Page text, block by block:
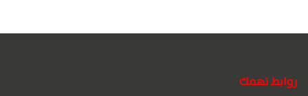
روابط تهمك